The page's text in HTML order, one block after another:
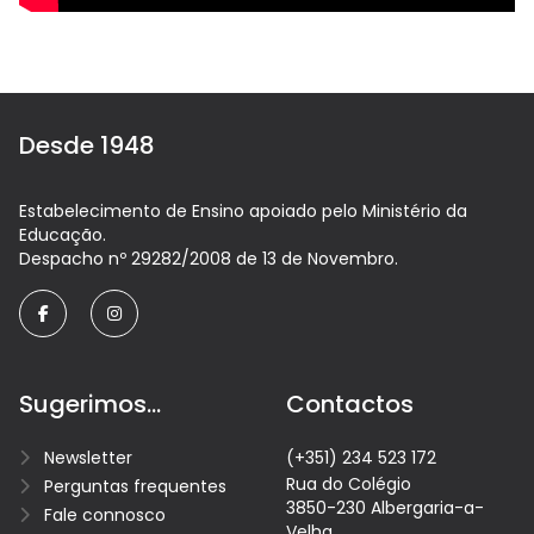
Desde 1948
Estabelecimento de Ensino apoiado pelo Ministério da
Educação.
Despacho nº 29282/2008 de 13 de Novembro.
facebookinstagram
Sugerimos...
Newsletter
Perguntas frequentes
Fale connosco
Contactos
(+351) 234 523 172
Rua do Colégio
3850-230 Albergaria-a-